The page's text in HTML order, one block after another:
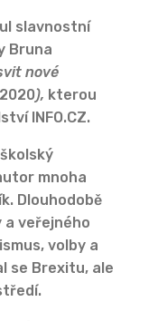
slavnostní
Bruna
nové
2020), kterou
INFO.CZ.
mnoha
Dlouhodobě
a veřejného
volby a
se Brexitu, ale